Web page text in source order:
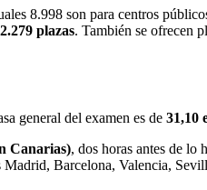
8.998 son para centros
plazas. También se ofrecen
general del examen es de 31,10
Canarias), dos horas antes de lo
Madrid, Barcelona, Valencia,